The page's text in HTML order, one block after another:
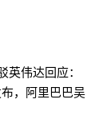
英伟达回应：
，阿里巴巴吴